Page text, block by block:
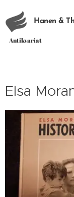
Hanen &
Antikvariat
Elsa